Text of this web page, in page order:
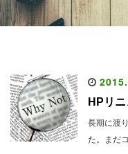
HPリ
長期に渡
た。まだ